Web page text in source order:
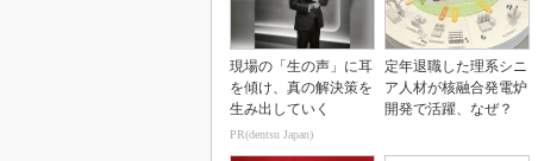
現場の「生の声」に耳
を傾け、真の解決策を
生み出していく
PR(dentsu Japan)
定年退職した理系シニ
ア人材が核融合発電炉
開発で活躍、なぜ？